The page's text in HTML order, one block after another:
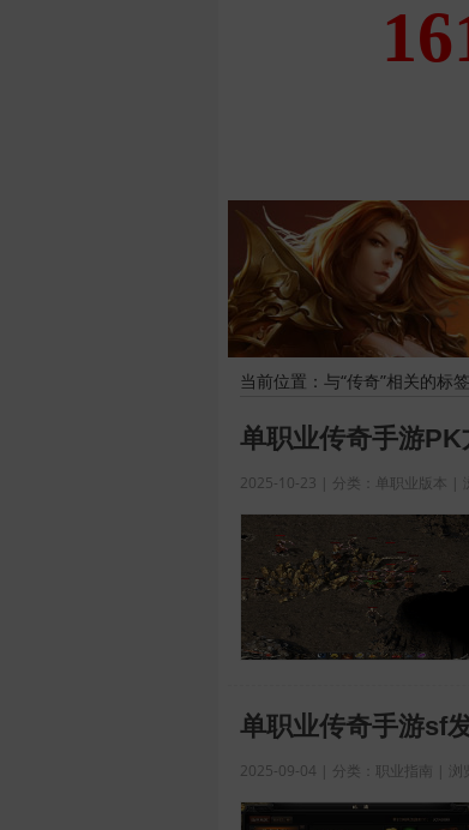
当前位置：与“传奇”相关的标签
单职业传奇手游PK
2025-10-23 | 分类：单职业版本 |
单职业传奇手游sf
2025-09-04 | 分类：职业指南 | 浏